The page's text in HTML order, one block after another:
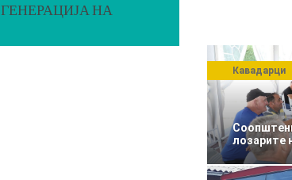
НА
лозарите
Кавадарци